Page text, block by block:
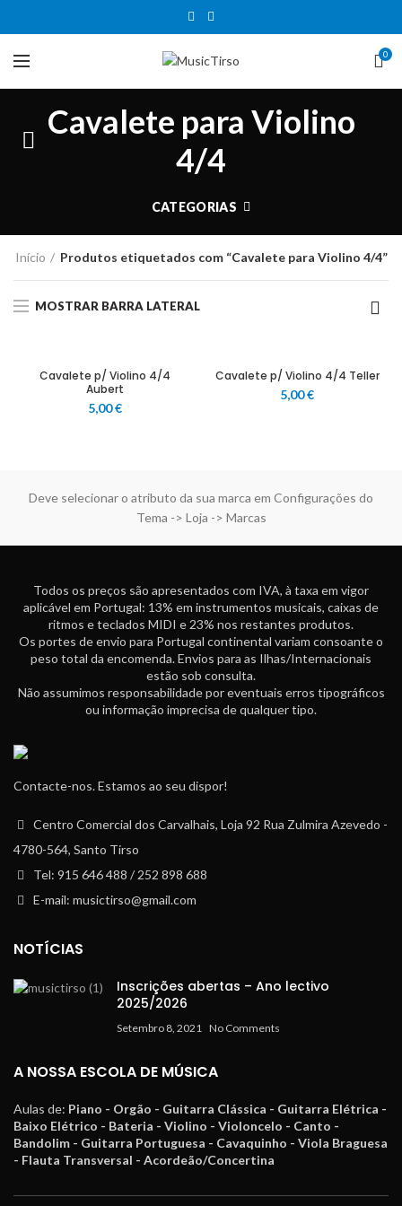
0
Cavalete para Violino
4/4
CATEGORIAS
Início Produtos etiquetados com “Cavalete para Violino 4/4”
MOSTRAR BARRA LATERAL
Cavalete p/ Violino 4/4
Aubert
5,00€
Cavalete p/ Violino 4/4 Teller
5,00€
Deve selecionar o atributo da sua marca em Configurações do
Tema -> Loja -> Marcas
Todos os preços são apresentados com IVA, à taxa em vigor
aplicável em Portugal: 13% em instrumentos musicais, caixas de
ritmos e teclados MIDI e 23% nos restantes produtos.
Os portes de envio para Portugal continental variam consoante o
peso total da encomenda. Envios para as Ilhas/Internacionais
estão sob consulta.
Não assumimos responsabilidade por eventuais erros tipográficos
ou informação imprecisa de qualquer tipo.
Contacte-nos. Estamos ao seu dispor!
Centro Comercial dos Carvalhais, Loja 92 Rua Zulmira Azevedo -
4780-564, Santo Tirso
Tel: 915 646 488 / 252 898 688
E-mail: musictirso@gmail.com
NOTÍCIAS
Inscrições abertas – Ano lectivo
2025/2026
Setembro 8, 2021 No Comments
A NOSSA ESCOLA DE MÚSICA
Aulas de: Piano - Orgão - Guitarra Clássica - Guitarra Elétrica -
Baixo Elétrico - Bateria - Violino - Violoncelo - Canto -
Bandolim - Guitarra Portuguesa - Cavaquinho - Viola Braguesa
- Flauta Transversal - Acordeão/Concertina